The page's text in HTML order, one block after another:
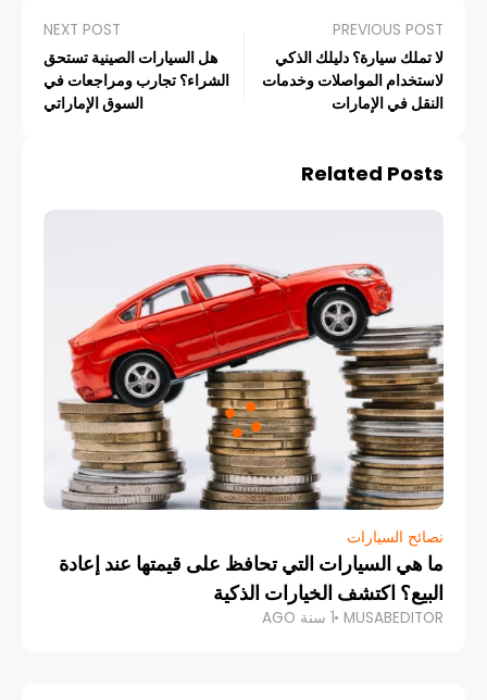
PREVIOUS POST
لا تملك سيارة؟ دليلك الذكي
لاستخدام المواصلات وخدمات
النقل في الإمارات
NEXT POST
هل السيارات الصينية تستحق
الشراء؟ تجارب ومراجعات في
السوق الإماراتي
Related Posts
نصائح السيارات
ما هي السيارات التي تحافظ على قيمتها عند إعادة
البيع؟ اكتشف الخيارات الذكية
MUSABEDITOR 1 سنة AGO